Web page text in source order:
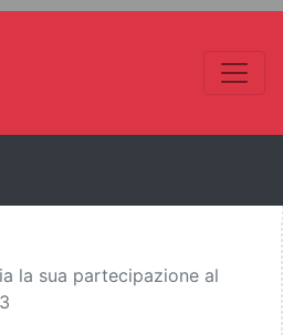
la sua partecipazione al